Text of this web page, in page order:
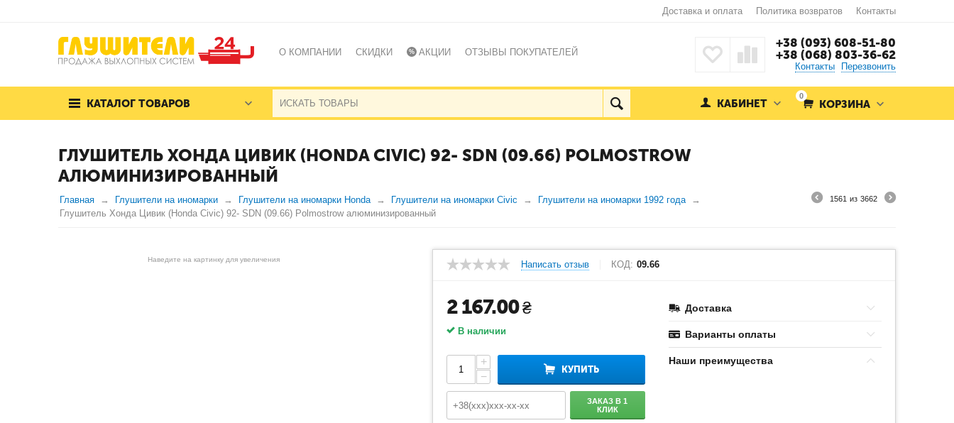
Доставка и оплата Политика возвратов Контакты
О КОМПАНИИ СКИДКИ АКЦИИ ОТЗЫВЫ ПОКУПАТЕЛЕЙ
+38 (093) 608-51-80
+38 (068) 803-36-62
Контакты Перезвонить
КАТАЛОГ ТОВАРОВ
0
КОРЗИНА
КАБИНЕТ
ГЛУШИТЕЛЬ ХОНДА ЦИВИК (HONDA CIVIC) 92- SDN (09.66) POLMOSTROW
АЛЮМИНИЗИРОВАННЫЙ
Главная Глушители на иномарки Глушители на иномарки Honda Глушители на иномарки Civic
Глушители на иномарки 1992 года
Глушитель Хонда Цивик (Honda Civic) 92- SDN (09.66) Polmostrow алюминизированный
1561 из 3662
Наведите на картинку для увеличения Написать отзыв КОД: 09.66
2 167.00₴
В наличии
+
−
КУПИТЬ
ЗАКАЗ В 1
КЛИК
Доставка
Варианты оплаты
Наши преимущества